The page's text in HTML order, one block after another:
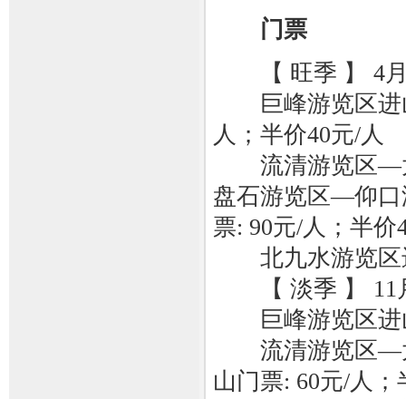
门票
【 旺季 】 4月
巨峰游览区进
人；半价40元/人
流清游览区—
盘石游览区—仰口
票: 90元/人；半价
北九水游览区
【 淡季 】 11
巨峰游览区进
流清游览区—
山门票: 60元/人；